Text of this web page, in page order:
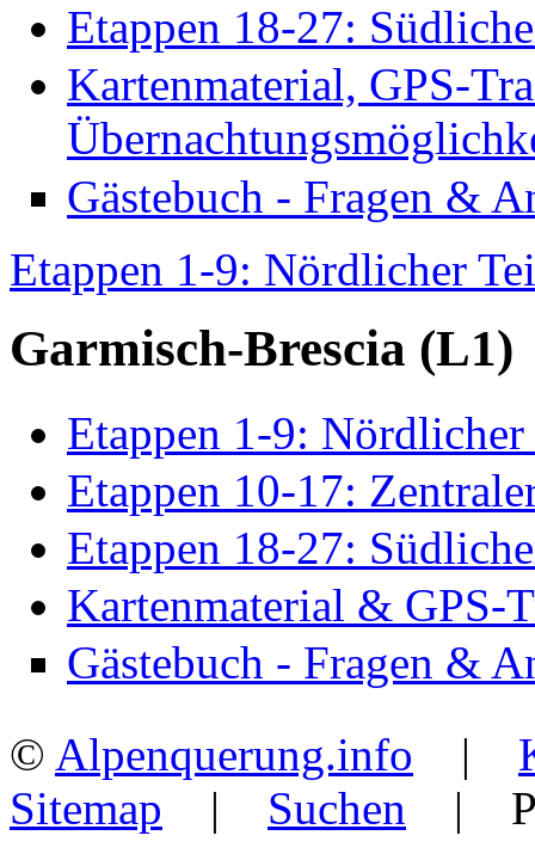
Etappen 18-27:
Kartenmaterial, GPS-
Gästebuch - Fragen &
Etappen 1-9: Nördlicher
Garmisch-Brescia (L1)
Etappen 1-9:
Etappen 10-17:
Etappen 18-27:
Kartenmaterial & GPS-
Gästebuch - Fragen &
© Alpenquerung.info |
Sitemap | Suchen |